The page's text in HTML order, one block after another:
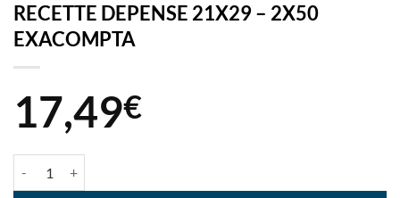
RECETTE DEPENSE 21X29 – 2X50
EXACOMPTA
17,49€